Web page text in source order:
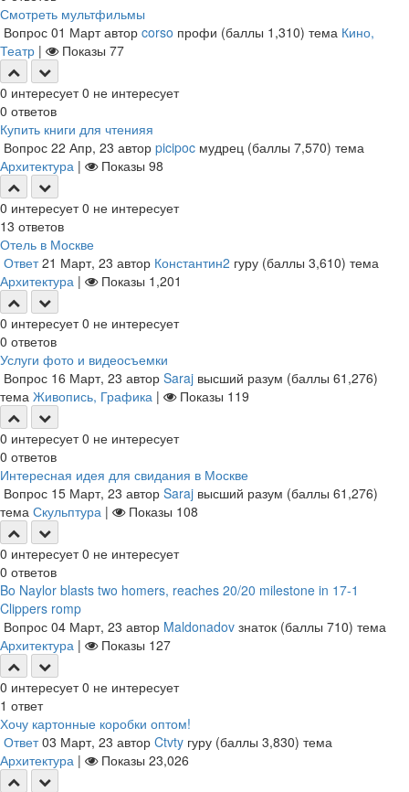
Смотреть мультфильмы
Вопрос 01 Март автор corso профи (баллы 1,310) тема Кино,
Театр | Показы 77
0 интересует 0 не интересует
0 ответов
Купить книги для чтенияя
Вопрос 22 Апр, 23 автор picipoc мудрец (баллы 7,570) тема
Архитектура | Показы 98
0 интересует 0 не интересует
13 ответов
Отель в Москве
Ответ 21 Март, 23 автор Константин2 гуру (баллы 3,610) тема
Архитектура | Показы 1,201
0 интересует 0 не интересует
0 ответов
Услуги фото и видеосъемки
Вопрос 16 Март, 23 автор Saraj высший разум (баллы 61,276)
тема Живопись, Графика | Показы 119
0 интересует 0 не интересует
0 ответов
Интересная идея для свидания в Москве
Вопрос 15 Март, 23 автор Saraj высший разум (баллы 61,276)
тема Скульптура | Показы 108
0 интересует 0 не интересует
0 ответов
Bo Naylor blasts two homers, reaches 20/20 milestone in 17-1
Clippers romp
Вопрос 04 Март, 23 автор Maldonadov знаток (баллы 710) тема
Архитектура | Показы 127
0 интересует 0 не интересует
1 ответ
Хочу картонные коробки оптом!
Ответ 03 Март, 23 автор Ctvty гуру (баллы 3,830) тема
Архитектура | Показы 23,026